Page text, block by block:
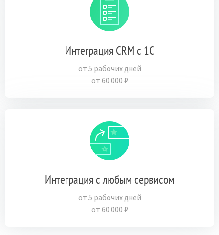
Интеграция CRM с 1C
от 5 рабочих дней
от 60 000 ₽
Интеграция с любым сервисом
от 5 рабочих дней
от 60 000 ₽